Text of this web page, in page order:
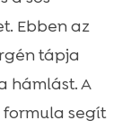
Ebben az
tápja
hámlást. A
formula segít